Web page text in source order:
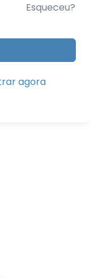
Esqueceu?
agora